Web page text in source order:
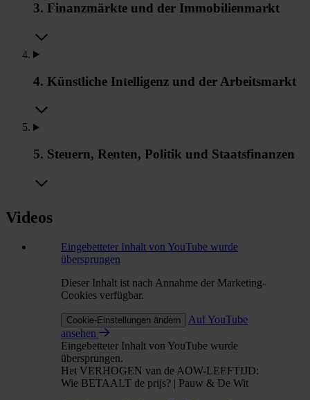
3. Finanzmärkte und der Immobilienmarkt
4. Künstliche Intelligenz und der Arbeitsmarkt
5. Steuern, Renten, Politik und Staatsfinanzen
Videos
Eingebetteter Inhalt von YouTube wurde
übersprungen
Dieser Inhalt ist nach Annahme der Marketing-
Cookies verfügbar.
Cookie-Einstellungen ändern
Auf YouTube
ansehen
Eingebetteter Inhalt von YouTube wurde
übersprungen.
Het VERHOGEN van de AOW-LEEFTIJD:
Wie BETAALT de prijs? | Pauw & De Wit